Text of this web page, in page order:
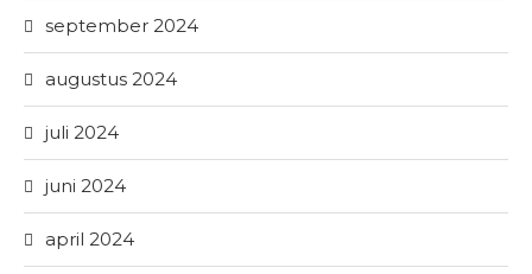
september 2024
augustus 2024
juli 2024
juni 2024
april 2024